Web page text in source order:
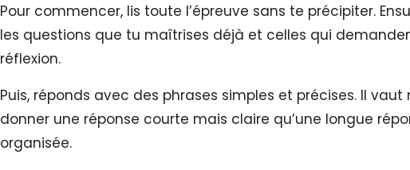
Pour commencer, lis toute l’épreuve sans te précipiter.
les questions que tu maîtrises déjà et celles qui
réflexion.
Puis, réponds avec des phrases simples et précises. Il vaut
donner une réponse courte mais claire qu’une longue
organisée.